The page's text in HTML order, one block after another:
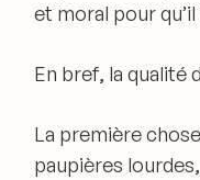
et moral pour
En bref, la qualité
La première
paupières